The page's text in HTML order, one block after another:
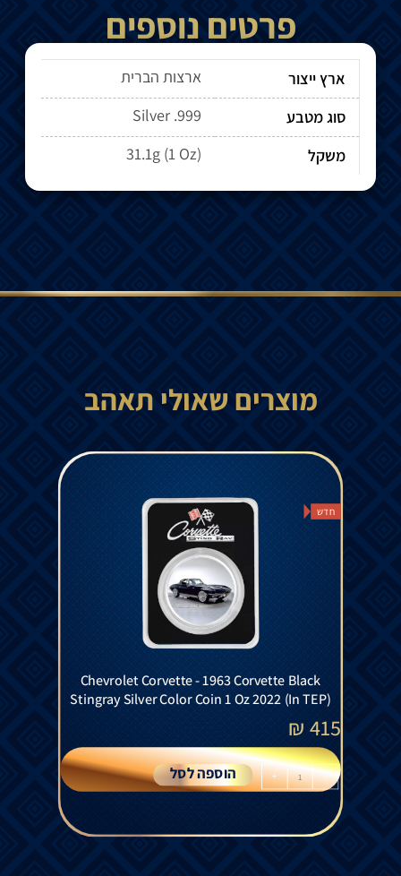
פרטים נוספים
ארץ ייצור
ארצות הברית
סוג מטבע
Silver .999
משקל
31.1g (1 Oz)
מוצרים שאולי תאהב
חדש
Chevrolet Corvette - 1963 Corvette Black
Stingray Silver Color Coin 1 Oz 2022 (In TEP)
415
₪
-
+ הוספה לסל